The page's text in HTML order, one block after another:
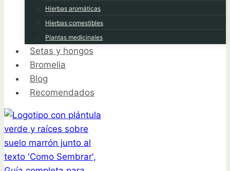
Hierbas aromáticas
Hierbas comestibles
Plantas medicinales
Setas y hongos
Bromelia
Blog
Recomendados